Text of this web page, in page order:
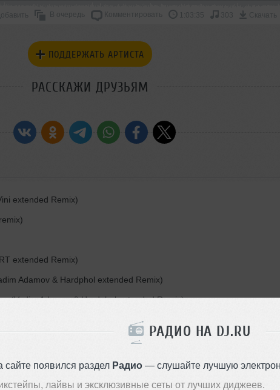
РАДИО НА DJ.RU
сайте появился раздел Радио— слушайте лучшую
лайвы и эксклюзивные сеты от лучших диджеев.
В очередь Комментировать 1:03:35 303 Скачать
ПОДДЕРЖАТЬ АРТИСТА
РАССКАЖИ ДРУЗЬЯМ
extended Remix)
extended Remix)
Adamov & Hardphol extended Remix)
(Vadim Adamov & Hardphol extended Remix)
remix)
Hardphol extended Remix)
extended Remix)
(Club mix)